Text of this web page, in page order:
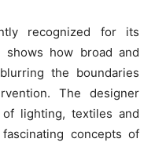
recognized for its
how broad and
the boundaries
The designer
lighting, textiles and
concepts of